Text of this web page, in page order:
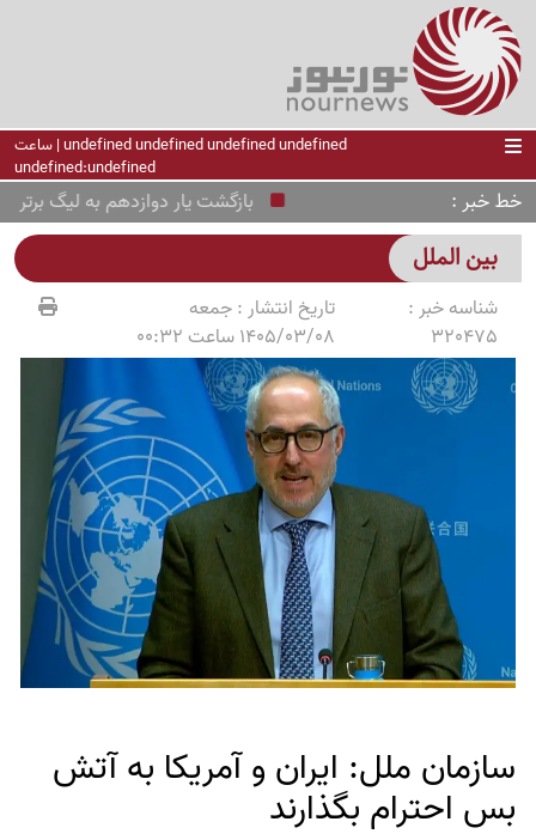
undefined undefined undefined undefined | ساعت
undefined:undefined
خط خبر بازگشت یار دوازدهم به لیگ برتر
بین الملل
شناسه خبر :
320475
تاریخ انتشار :جمعه
1405/03/08 ساعت 00:32
سازمان ملل: ایران و آمریکا به آتش
بس احترام بگذارند